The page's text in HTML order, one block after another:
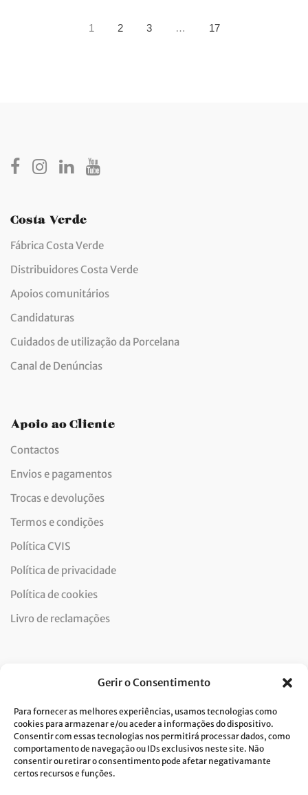
Gerir o Consentimento
Para fornecer as melhores experiências, usamos tecnologias como
cookies para armazenar e/ou aceder a informações do dispositivo.
Consentir com essas tecnologias nos permitirá processar dados, como
comportamento de navegação ou IDs exclusivos neste site. Não
consentir ou retirar o consentimento pode afetar negativamante
certos recursos e funções.
1 2 3 … 17
Costa Verde
Fábrica Costa Verde
Distribuidores Costa Verde
Apoios comunitários
Candidaturas
Cuidados de utilização da Porcelana
Canal de Denúncias
Apoio ao Cliente
Contactos
Envios e pagamentos
Trocas e devoluções
Termos e condições
Política CVIS
Política de privacidade
Política de cookies
Livro de reclamações
Dou consentimento ao tratamento de dados e aceito a
política de privacidade.*
A Costa Verde está comprometida com a implementação do RGPD. Para